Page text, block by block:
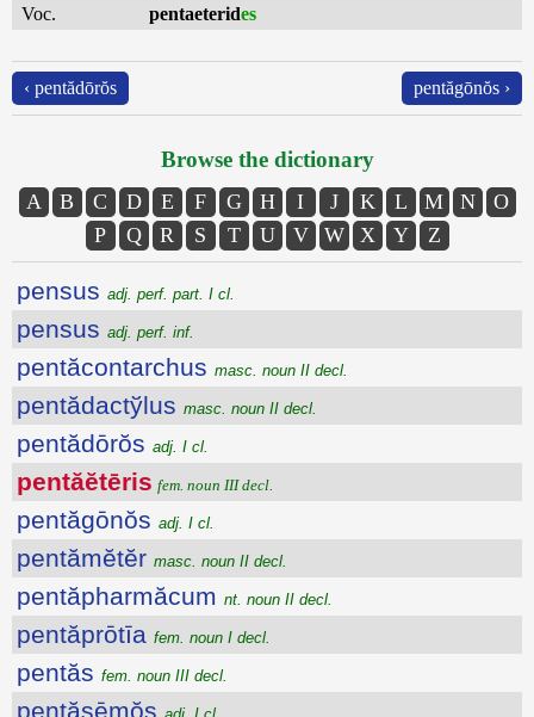
Voc.
pentaeterides
‹ pentădōrŏs pentăgōnŏs ›
Browse the dictionary
A B C D E F G H I J K L M N
O
P
Q R S T U V W X Y Z
pensus adj. perf. part. I cl.
pensus adj. perf. inf.
pentăcontarchus masc. noun II decl.
pentădactўlus masc. noun II decl.
pentădōrŏs adj. I cl.
pentăĕtēris fem. noun III decl.
pentăgōnŏs adj. I cl.
pentămĕtĕr masc. noun II decl.
pentăpharmăcum nt. noun II decl.
pentăprōtīa fem. noun I decl.
pentăs fem. noun III decl.
pentăsēmŏs